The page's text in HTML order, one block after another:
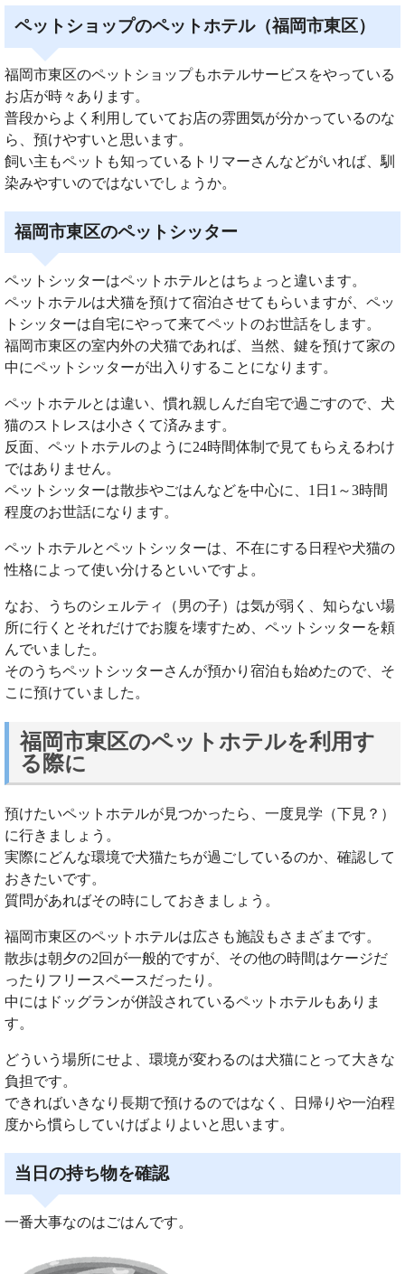
ペットショップのペットホテル（福岡市東区）
福岡市東区のペットショップもホテルサービスをやっている
お店が時々あります。
普段からよく利用していてお店の雰囲気が分かっているのな
ら、預けやすいと思います。
飼い主もペットも知っているトリマーさんなどがいれば、馴
染みやすいのではないでしょうか。
福岡市東区のペットシッター
ペットシッターはペットホテルとはちょっと違います。
ペットホテルは犬猫を預けて宿泊させてもらいますが、ペッ
トシッターは自宅にやって来てペットのお世話をします。
福岡市東区の室内外の犬猫であれば、当然、鍵を預けて家の
中にペットシッターが出入りすることになります。
ペットホテルとは違い、慣れ親しんだ自宅で過ごすので、犬
猫のストレスは小さくて済みます。
反面、ペットホテルのように24時間体制で見てもらえるわけ
ではありません。
ペットシッターは散歩やごはんなどを中心に、1日1～3時間
程度のお世話になります。
ペットホテルとペットシッターは、不在にする日程や犬猫の
性格によって使い分けるといいですよ。
なお、うちのシェルティ（男の子）は気が弱く、知らない場
所に行くとそれだけでお腹を壊すため、ペットシッターを頼
んでいました。
そのうちペットシッターさんが預かり宿泊も始めたので、そ
こに預けていました。
福岡市東区のペットホテルを利用す
る際に
預けたいペットホテルが見つかったら、一度見学（下見？）
に行きましょう。
実際にどんな環境で犬猫たちが過ごしているのか、確認して
おきたいです。
質問があればその時にしておきましょう。
福岡市東区のペットホテルは広さも施設もさまざまです。
散歩は朝夕の2回が一般的ですが、その他の時間はケージだ
ったりフリースペースだったり。
中にはドッグランが併設されているペットホテルもありま
す。
どういう場所にせよ、環境が変わるのは犬猫にとって大きな
負担です。
できればいきなり長期で預けるのではなく、日帰りや一泊程
度から慣らしていけばよりよいと思います。
当日の持ち物を確認
一番大事なのはごはんです。